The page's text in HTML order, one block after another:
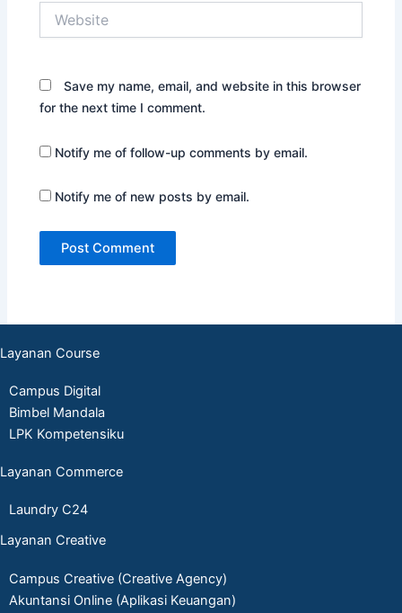
Save my name, email, and website in this browser
for the next time I comment.
Notify me of follow-up comments by email.
Notify me of new posts by email.
Layanan Course
Campus Digital
Bimbel Mandala
LPK Kompetensiku
Layanan Commerce
Laundry C24
Layanan Creative
Campus Creative (Creative Agency)
Akuntansi Online (Aplikasi Keuangan)